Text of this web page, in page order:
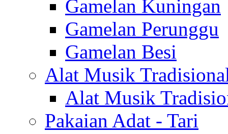
Gamelan Kuningan
Gamelan Perunggu
Gamelan Besi
Alat Musik
Alat Musik
Pakaian Adat - Tari